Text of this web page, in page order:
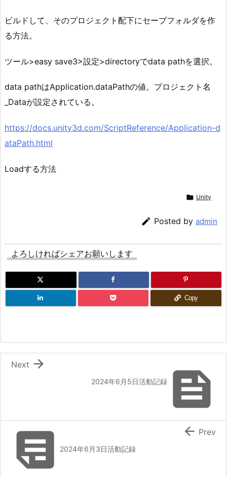
ビルドして、そのプロジェクト配下にセーブフォルダを作
る方法。
ツール>easy save3>設定>directoryでdata pathを選択。
data pathはApplication.dataPathの値。プロジェクト名
_Dataが設定されている。
https://docs.unity3d.com/ScriptReference/Application-d
ataPath.html
Loadする方法
 Unity
 Posted by admin
よろしければシェアお願いします
Copy

2024年6月5日活動記録

Next
2024年6月3日活動記録
 Prev